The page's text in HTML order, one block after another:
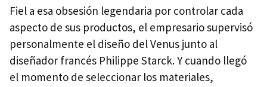
Fiel a esa obsesión legendaria por controlar cada
aspecto de sus productos, el empresario supervisó
personalmente el diseño del Venus junto al
diseñador francés Philippe Starck. Y cuando llegó
el momento de seleccionar los materiales,